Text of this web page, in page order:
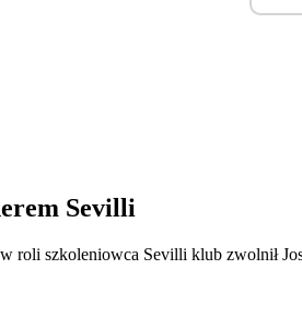
Sevilli
roli szkoleniowca Sevilli klub zwolnił